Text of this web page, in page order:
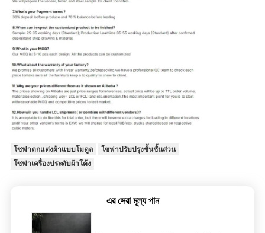
โซฟาตกแต่งผ้าแบบโมดูล
โซฟาปรับปรุงชั้นชั้นส่วน
โซฟาเครื่องประดับผ้าโค้ง
এর সেরা মূল্য পান